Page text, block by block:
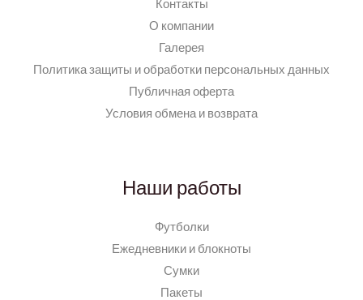
Контакты
О компании
Галерея
Политика защиты и обработки персональных данных
Публичная оферта
Условия обмена и возврата
Наши работы
Футболки
Ежедневники и блокноты
Сумки
Пакеты